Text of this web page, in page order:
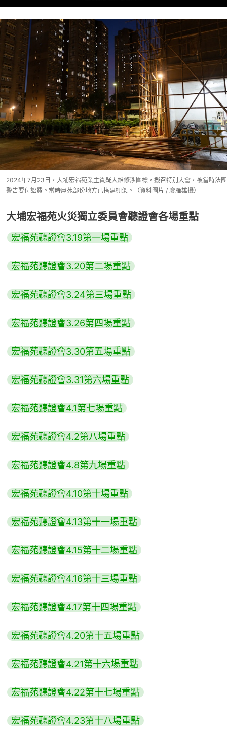
2024年7月23日，大埔宏福苑業主質疑大維修涉圍標，擬召特別大會，被當時法團
警告要付訟費。當時屋苑部份地方已搭建棚架。（資料圖片 / 廖雁雄攝）
大埔宏福苑火災獨立委員會聽證會各場重點
宏福苑聽證會3.19第一場重點
宏福苑聽證會3.20第二場重點
宏福苑聽證會3.24第三場重點
宏福苑聽證會3.26第四場重點
宏福苑聽證會3.30第五場重點
宏福苑聽證會3.31第六場重點
宏福苑聽證會4.1第七場重點
宏福苑聽證會4.2第八場重點
宏福苑聽證會4.8第九場重點
宏福苑聽證會4.10第十場重點
宏福苑聽證會4.13第十一場重點
宏福苑聽證會4.15第十二場重點
宏福苑聽證會4.16第十三場重點
宏福苑聽證會4.17第十四場重點
宏福苑聽證會4.20第十五場重點
宏福苑聽證會4.21第十六場重點
宏福苑聽證會4.22第十七場重點
宏福苑聽證會4.23第十八場重點